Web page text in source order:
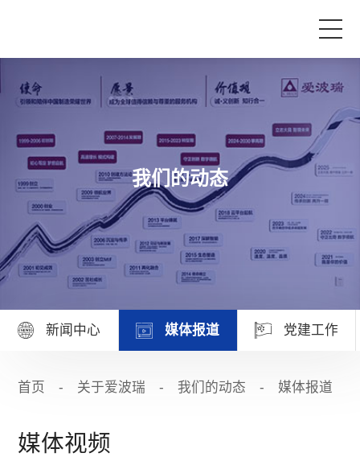
首页
产品与服务
品牌活动
案例中心
关于爱波瑞
我们的动态
新闻中心 媒体报道 党建工作
媒体视频
首页 - 关于爱波瑞 - 我们的动态 - 媒体报道